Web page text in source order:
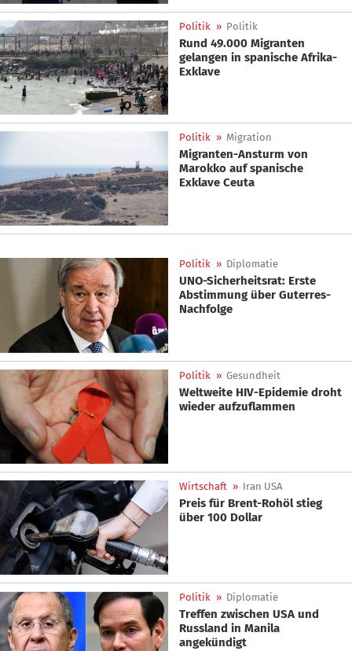
Politik » Politik
Rund 49.000 Migranten
gelangen in spanische Afrika-
Exklave
Politik » Migration
Migranten-Ansturm von
Marokko auf spanische
Exklave Ceuta
Politik » Diplomatie
UNO-Sicherheitsrat: Erste
Abstimmung über Guterres-
Nachfolge
Politik » Gesundheit
Weltweite HIV-Epidemie droht
wieder aufzuflammen
Wirtschaft » Iran USA
Preis für Brent-Rohöl stieg
über 100 Dollar
Politik » Diplomatie
Treffen zwischen USA und
Russland in Manila
angekündigt